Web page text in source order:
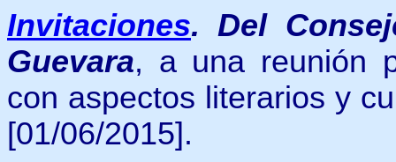
Invitaciones. Del
Guevara, a una reunión
con aspectos literarios y
[01/06/2015].